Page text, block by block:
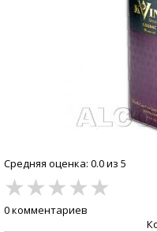
Средняя оценка: 0.0 из 5
★★★★★
0 комментариев